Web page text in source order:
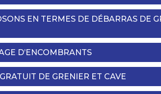
EN TERMES DE DÉBARRAS DE
D’ENCOMBRANTS
DE GRENIER ET CAVE